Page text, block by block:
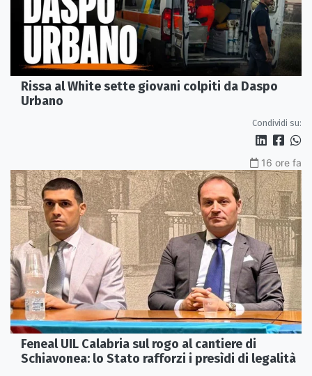
Rissa al White sette giovani colpiti da Daspo
Urbano
Condividi su:
16 ore fa
Feneal UIL Calabria sul rogo al cantiere di
Schiavonea: lo Stato rafforzi i presìdi di legalità